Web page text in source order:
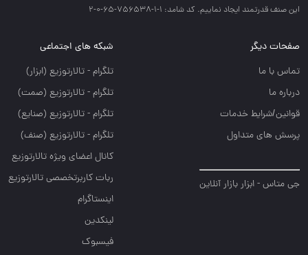
اين صنف قدرتمند ايجاد نماييم. کد شامد: 1-1-756538-65-0-2
صفحات دیگر
تماس با ما
درباره ما
قوانین/شرایط خدمات
پرسش های متداول
جی متاس - ابزار بازار آنلاین
شبکه های اجتماعی
تلگرام - تالارتوزيع (ابزار)
تلگرام - تالارتوزيع (صمت)
تلگرام - تالارتوزيع (صنايع)
تلگرام - تالارتوزیع (صنف)
کانال اعضای ویژه تالارتوزیع
ربات کاربرتخصصی تالارتوزیع
اینستاگرام
لینکدین
فیسبوک